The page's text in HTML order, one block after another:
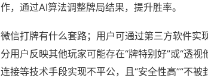
作，通过AI算法调整牌局结果，提升胜率。
微信打牌有什么套路；用户可通过第三方软件实
分用户反映其他玩家可能存在“牌特别好”或“透
连接等技术手段实现不平公，且“安全性高”“不被